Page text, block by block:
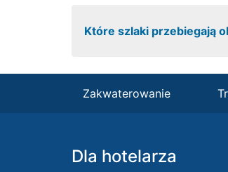
Które szlaki przebiegają
Zakwaterowanie
Dla hotelarza